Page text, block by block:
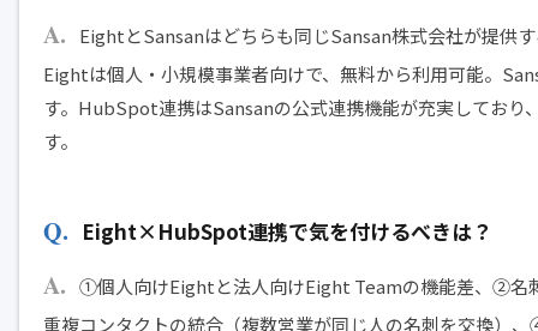
EightとSansanはどちらも同じSansan株式会社が提供
Eightは個人・小規模事業者向けで、無料から利用可能。
す。HubSpot連携はSansanの公式連携機能が充実してお
す。
Eight×HubSpot連携で気を付けるべきは？
①個人向けEightと法人向けEight Teamの機能差、②名
重複コンタクトの統合（複数営業が同じ人の名刺を交換）